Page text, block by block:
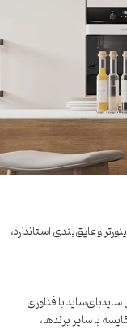
و عایق‌بندی استاندارد،
با فناوری
با سایر برندها،